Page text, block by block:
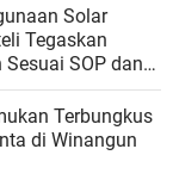
Solar
Tegaskan
SOP dan
Terbungkus
di Winangun